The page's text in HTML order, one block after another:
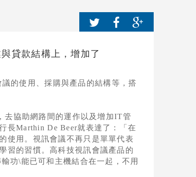
貸款結構上，增加了
的使用、採購與產品的結構等，搭
去協助網路間的運作以及增加IT管
長Marthin De Beer就表達了：「在
使用。視訊會議不再只是單單代表
習的習慣。高科技視訊會議產品的
功\能已可和主機結合在一起，不用